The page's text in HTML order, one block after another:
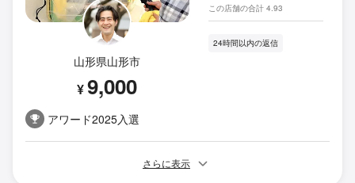
山形県山形市
¥9,000
アワード2025入選
この店舗の合計 4.93
24時間以内の返信
さらに表示